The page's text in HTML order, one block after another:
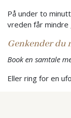
På under to
vreden får mindre
Genkender du
Book en samtale
Eller ring for en